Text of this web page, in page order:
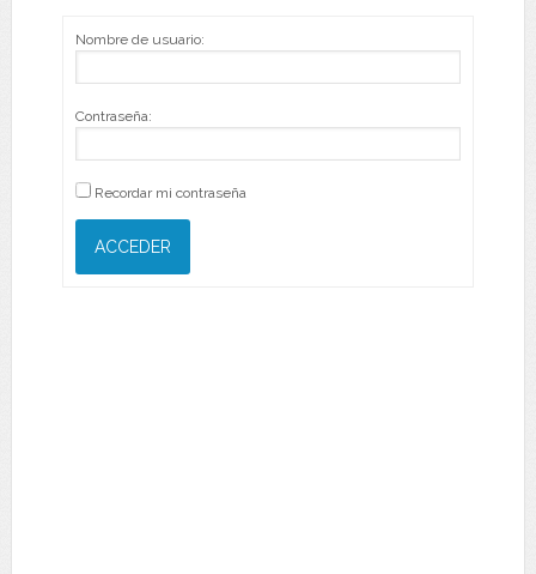
Nombre de usuario:
Contraseña:
Recordar mi contraseña
ACCEDER